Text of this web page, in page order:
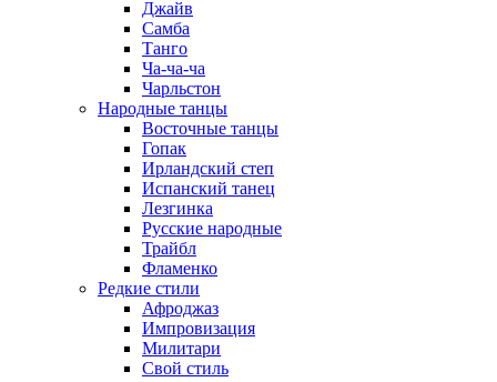
Джайв
Самба
Танго
Ча-ча-ча
Чарльстон
Народные танцы
Восточные танцы
Гопак
Ирландский степ
Испанский танец
Лезгинка
Русские народные
Трайбл
Фламенко
Редкие стили
Афроджаз
Импровизация
Милитари
Свой стиль